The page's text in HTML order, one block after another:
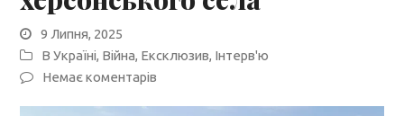
9 Липня, 2025
В Україні, Війна, Ексклюзив, Інтерв'ю
Немає коментарів